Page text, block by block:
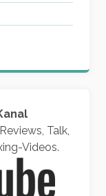
Talk,
Videos.